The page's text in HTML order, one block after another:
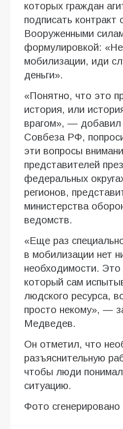
которых граждан
подписать контракт
Вооруженными
формулировкой:
мобилизации, иди
деньги».
«Понятно, что это
история, или
врагом», — добавил
Совбеза РФ,
эти вопросы
представителей
федеральных
регионов,
министерства
ведомств.
«Еще раз
в мобилизации нет
необходимости. Это
который сам
людского ресурса,
просто некому», —
Медведев.
Он отметил, что
разъяснительную
чтобы люди
ситуацию.
Фото